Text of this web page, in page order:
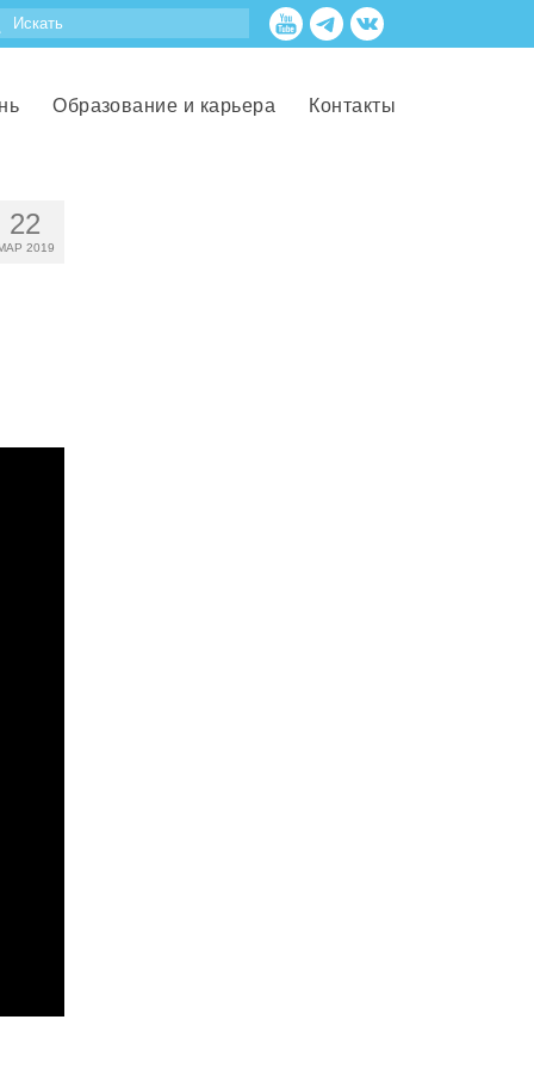
Образование и карьера Контакты
22
2019